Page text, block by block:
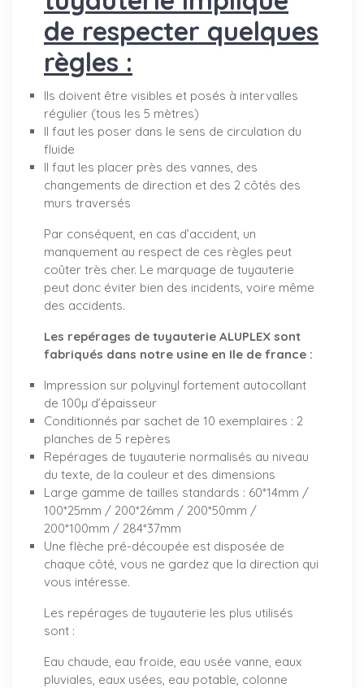
de respecter quelques
règles :
Ils doivent être visibles et posés à intervalles
régulier (tous les 5 mètres)
Il faut les poser dans le sens de circulation du
fluide
Il faut les placer près des vannes, des
changements de direction et des 2 côtés des
murs traversés
Par conséquent, en cas d’accident, un
manquement au respect de ces règles peut
coûter très cher. Le marquage de tuyauterie
peut donc éviter bien des incidents, voire même
des accidents.
Les repérages de tuyauterie ALUPLEX sont
fabriqués dans notre usine en Ile de france :
Impression sur polyvinyl fortement autocollant
de 100µ d’épaisseur
Conditionnés par sachet de 10 exemplaires : 2
planches de 5 repères
Repérages de tuyauterie normalisés au niveau
du texte, de la couleur et des dimensions
Large gamme de tailles standards : 60*14mm /
100*25mm / 200*26mm / 200*50mm /
200*100mm / 284*37mm
Une flèche pré-découpée est disposée de
chaque côté, vous ne gardez que la direction qui
vous intéresse.
Les repérages de tuyauterie les plus utilisés
sont :
Eau chaude, eau froide, eau usée vanne, eaux
pluviales, eaux usées, eau potable, colonne